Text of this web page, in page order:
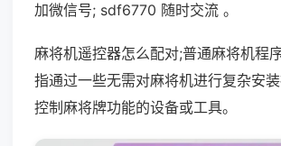
加微信号; sdf6770 随时交流 。
麻将机遥控器怎么配对;普通麻将机程
指通过一些无需对麻将机进行复杂安
控制麻将牌功能的设备或工具。